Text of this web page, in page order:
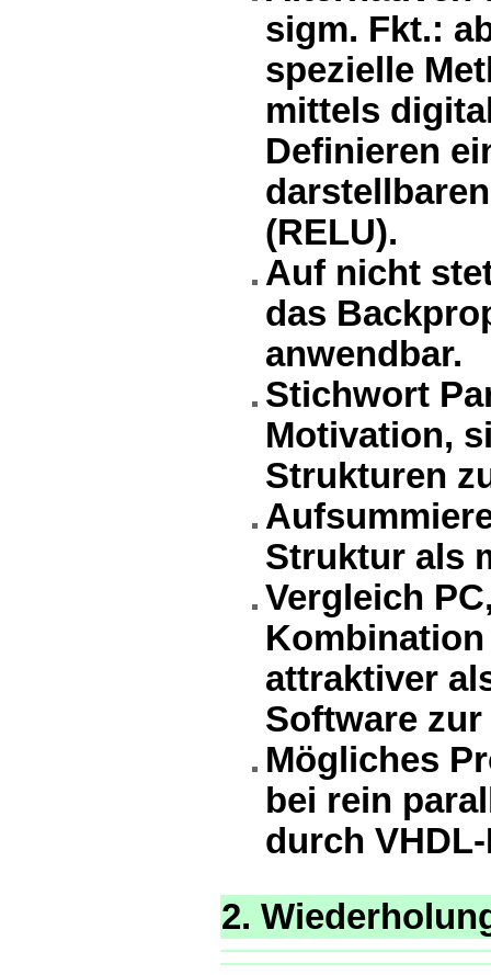
sigm. Fkt.:
spezielle
mittels
Definieren
(RELU).
Auf nicht
das
anwendbar.
Stichwort
Motivation,
Strukturen
Struktur als
Vergleich
attraktiver
Software
Mögliches
bei rein
durch
2.